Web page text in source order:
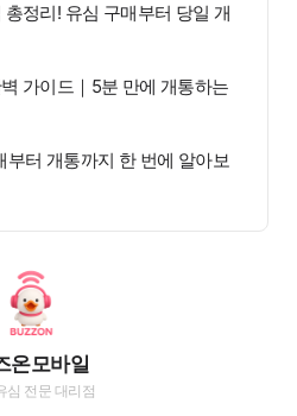
정리! 유심 구매부터 당일 개
가이드｜5분 만에 개통하는
부터 개통까지 한 번에 알아보
온모바일
심 전문 대리점